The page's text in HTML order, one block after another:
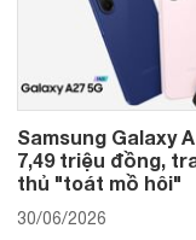
Samsung Galaxy
7,49 triệu đồng,
thủ "toát mồ hôi"
30/06/2026